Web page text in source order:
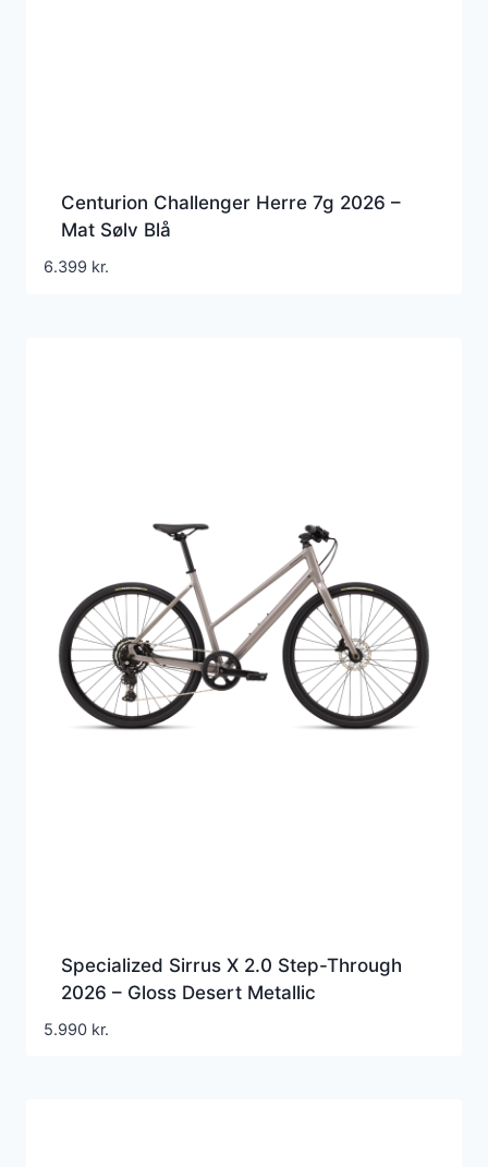
Centurion Challenger Herre 7g 2026 –
Mat Sølv Blå
6.399 kr.
Specialized Sirrus X 2.0 Step-Through
2026 – Gloss Desert Metallic
5.990 kr.